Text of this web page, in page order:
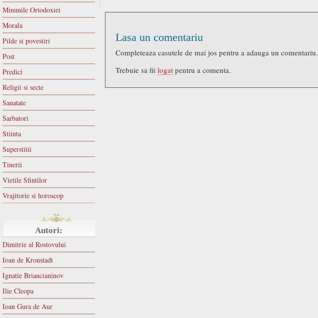
Minunile Ortodoxiei
Morala
Pilde si povestiri
Post
Predici
Religii si secte
Sanatate
Sarbatori
Stiinta
Superstitii
Tinerii
Vietile Sfintilor
Vrajitorie si horoscop
Autori:
Dimitrie al Rostovului
Ioan de Kronstadt
Ignatie Briancianinov
Ilie Cleopa
Ioan Gura de Aur
Lasa un comentariu
Completeaza casutele de mai jos pentru a adauga un comentariu.
Trebuie sa fii logat pentru a comenta.